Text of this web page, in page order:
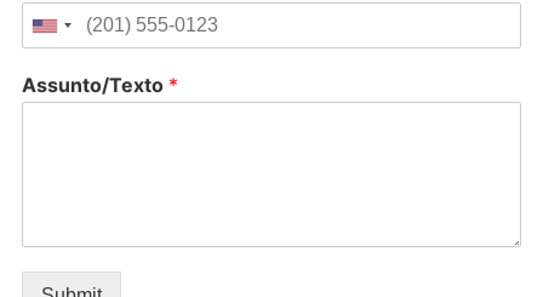
Assunto/Texto *